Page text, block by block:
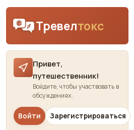
Skip to content
Тревелтокс
Привет,
путешественник!
Войдите, чтобы участвовать в
обсуждениях.
Войти Зарегистрироваться